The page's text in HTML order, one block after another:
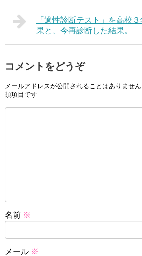
「適性診断テスト」を高校
果と、今再診断した結果。
コメントをどうぞ
メールアドレスが公開されることはありません
須項目です
名前 ※
メール ※